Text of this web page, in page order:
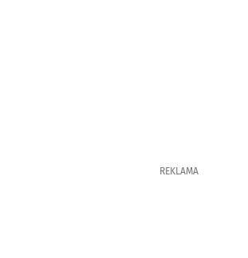
REKLAMA